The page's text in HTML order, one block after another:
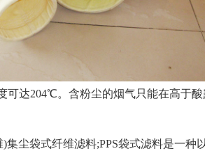
达204℃。含粉尘的烟气只能在高于酸
尘袋式纤维滤料;PPS袋式滤料是一种